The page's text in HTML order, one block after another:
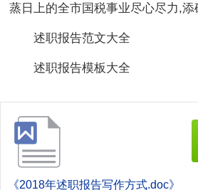
蒸日上的全市国税事业尽心尽力,添
述职报告范文大全
述职报告模板大全
《2018年述职报告写作方式.doc》